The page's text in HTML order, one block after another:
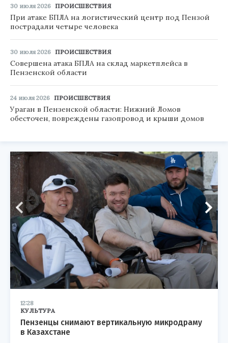
30 июля 2026 ПРОИСШЕСТВИЯ
При атаке БПЛА на логистический центр под Пензой
пострадали четыре человека
30 июля 2026 ПРОИСШЕСТВИЯ
Совершена атака БПЛА на склад маркетплейса в
Пензенской области
24 июля 2026 ПРОИСШЕСТВИЯ
Ураган в Пензенской области: Нижний Ломов
обесточен, повреждены газопровод и крыши домов
12:28
КУЛЬТУРА
Пензенцы снимают вертикальную микродраму
в Казахстане